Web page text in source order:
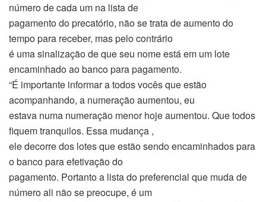
número de cada um na lista de
pagamento do precatório, não se trata de aumento do
tempo para receber, mas pelo contrário
é uma sinalização de que seu nome está em um lote
encaminhado ao banco para pagamento.
“É importante informar a todos vocês que estão
acompanhando, a numeração aumentou, eu
estava numa numeração menor hoje aumentou. Que todos
fiquem tranquilos. Essa mudança ,
ele decorre dos lotes que estão sendo encaminhados para
o banco para efetivação do
pagamento. Portanto a lista do preferencial que muda de
número ali não se preocupe, é um